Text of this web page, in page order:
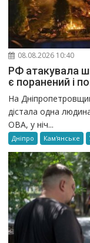
08.08.2026 10:40
РФ атакувала
є поранений і
На
дістала одна
ОВА, у ніч...
Дніпро Кам'янське